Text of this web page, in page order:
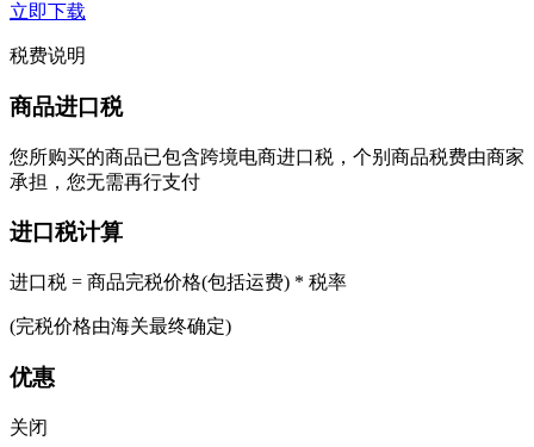
立即下载
税费说明
商品进口税
您所购买的商品已包含跨境电商进口税，个别商品税费由商家
承担，您无需再行支付
进口税计算
进口税 = 商品完税价格(包括运费) * 税率
(完税价格由海关最终确定)
优惠
关闭